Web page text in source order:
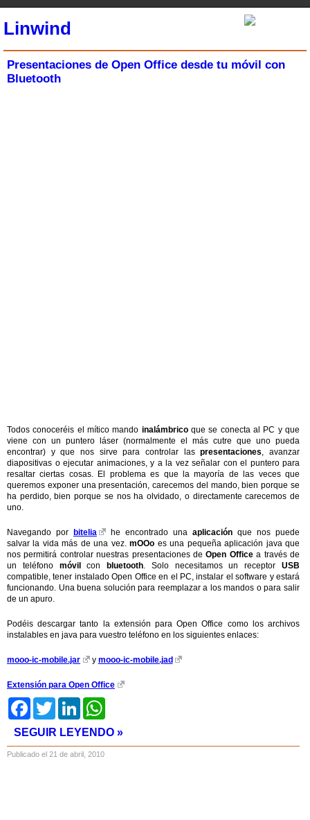
Linwind
Presentaciones de Open Office desde tu móvil con
Bluetooth
Todos conoceréis el mítico mando inalámbricoque se conecta al PC y que
viene con un puntero láser (normalmente el más cutre que uno pueda
encontrar) y que nos sirve para controlar laspresentaciones, avanzar
diapositivas o ejecutar animaciones, y a la vez señalar con el puntero para
resaltar ciertas cosas. El problema es que la mayoría de las veces que
queremos exponer una presentación, carecemos del mando, bien porque se
ha perdido, bien porque se nos ha olvidado, o directamente carecemos de
uno.
Navegando por bitelia he encontrado unaaplicaciónque nos puede
salvar la vida más de una vez.mOOo es una pequeña aplicación java que
nos permitirá controlar nuestras presentaciones deOpen Officea través de
un teléfono móvilcon bluetooth. Solo necesitamos un receptorUSB
compatible, tener instalado Open Office en el PC, instalar el software y estará
funcionando. Una buena solución para reemplazar a los mandos o para salir
de un apuro.
Podéis descargar tanto la extensión para Open Office como los archivos
instalables en java para vuestro teléfono en los siguientes enlaces:
mooo-ic-mobile.jar y mooo-ic-mobile.jad
Extensión para Open Office
FacebookTwitter LinkedIn
SEGUIR LEYENDO »
Publicado el 21 de abril, 2010